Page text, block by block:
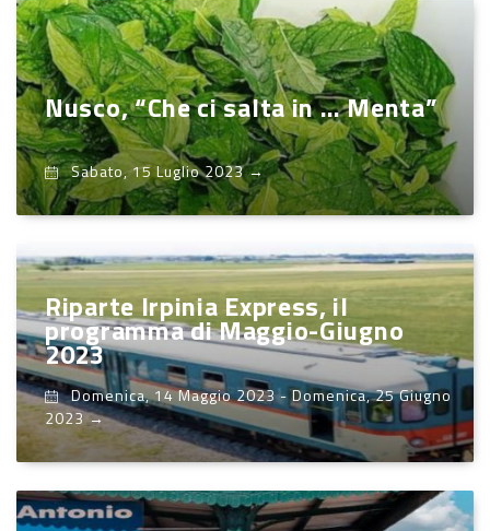
Nusco, “Che ci salta in … Menta”
Sabato, 15 Luglio 2023→
Riparte Irpinia Express, il
programma di Maggio-Giugno
2023
Domenica, 14 Maggio 2023-Domenica, 25 Giugno
2023→